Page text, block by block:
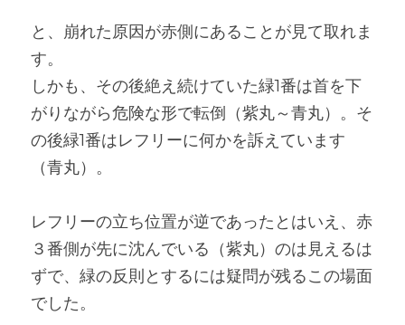
と、崩れた原因が赤側にあることが見て取れま
す。
しかも、その後絶え続けていた緑1番は首を下
がりながら危険な形で転倒（紫丸～青丸）。そ
の後緑1番はレフリーに何かを訴えています
（青丸）。
レフリーの立ち位置が逆であったとはいえ、赤
３番側が先に沈んでいる（紫丸）のは見えるは
ずで、緑の反則とするには疑問が残るこの場面
でした。